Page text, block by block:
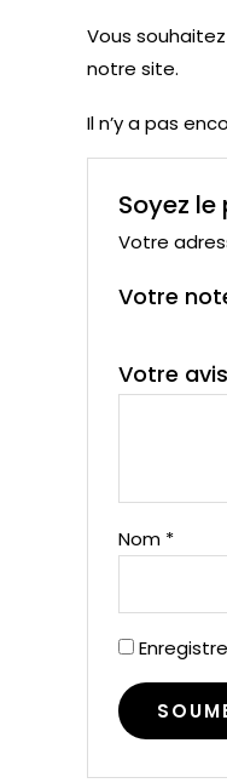
Vous
notre site.
Il n’y a pas
Soyez
Votre
Votre
Votre avis
Nom *